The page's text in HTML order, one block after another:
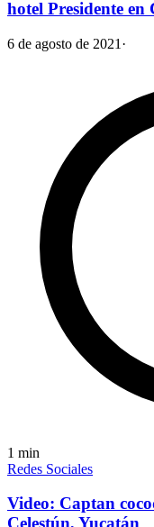
hotel Presidente en
6 de agosto de 2021 ·
1 min
Redes Sociales
Video: Captan